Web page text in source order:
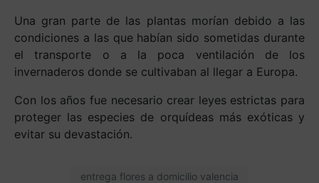
Una gran parte de las plantas morían debido a las
condiciones a las que habían sido sometidas durante
el transporte o a la poca ventilación de los
invernaderos donde se cultivaban al llegar a Europa.
Con los años fue necesario crear leyes estrictas para
proteger las especies de orquídeas más exóticas y
evitar su devastación.
entrega flores a domicilio valencia